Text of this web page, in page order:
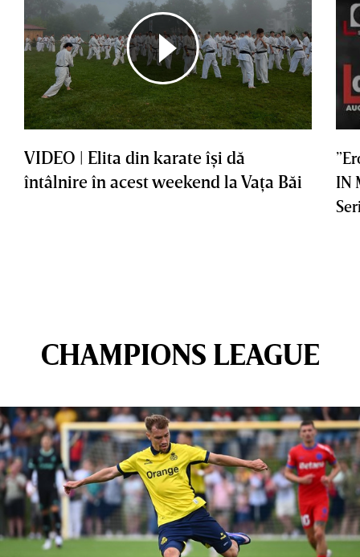
VIDEO | Elita din karate îşi dă
întâlnire în acest weekend la Vaţa Băi
IN
CHAMPIONS LEAGUE